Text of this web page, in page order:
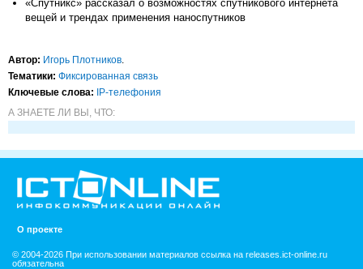
«Спутникс» рассказал о возможностях спутникового интернета
вещей и трендах применения наноспутников
Автор: Игорь Плотников.
Тематики: Фиксированная связь
Ключевые слова:
IP-телефония
А ЗНАЕТЕ ЛИ ВЫ, ЧТО:
О проекте
© 2004-2026 При использовании материалов ссылка на releases.ict-online.ru
обязательна